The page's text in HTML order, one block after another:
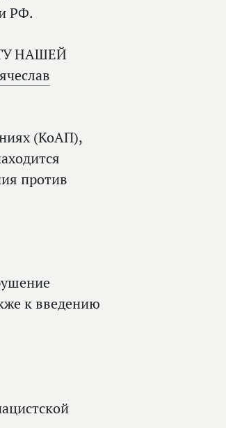
РФ.
НАШЕЙ
(КоАП),
против
к введению